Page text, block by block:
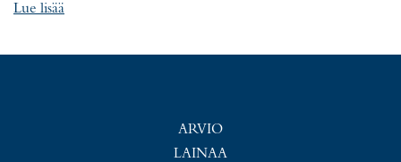
Lue lisää
ARVIO
LAINAA